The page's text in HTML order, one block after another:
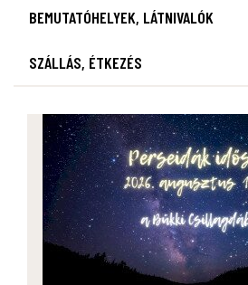
BEMUTATÓHELYEK, LÁTNIVALÓK
SZÁLLÁS, ÉTKEZÉS